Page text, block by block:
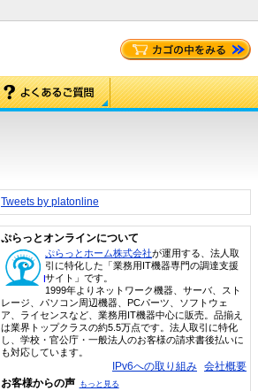
Tweets by platonline
ぷらっとオンラインについて
ぷらっとホーム株式会社が運用する、法人取
引に特化した「業務用IT機器専門の調達支援
サイト」です。
1999年よりネットワーク機器、サーバ、スト
レージ、パソコン周辺機器、PCパーツ、ソフトウェ
ア、ライセンスなど、業務用IT機器中心に販売。品揃え
は業界トップクラスの約5.5万点です。法人取引に特化
し、学校・官公庁・一般法人のお客様の請求書後払いに
も対応しています。
IPv6への取り組み 会社概要
お客様からの声 もっと見る